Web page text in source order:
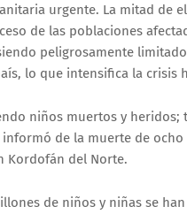
urgente. La mitad de
de las poblaciones
peligrosamente
lo que intensifica la crisis
niños muertos y heridos;
informó de la muerte de
Kordofán del Norte.
de niños y niñas se